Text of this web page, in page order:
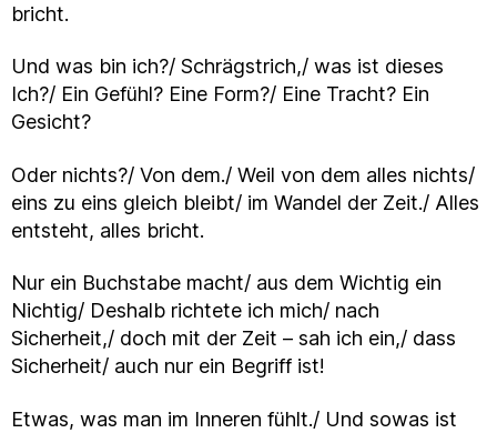
bricht.
Und was bin ich?/ Schrägstrich,/ was ist dieses
Ich?/ Ein Gefühl? Eine Form?/ Eine Tracht? Ein
Gesicht?
Oder nichts?/ Von dem./ Weil von dem alles nichts/
eins zu eins gleich bleibt/ im Wandel der Zeit./ Alles
entsteht, alles bricht.
Nur ein Buchstabe macht/ aus dem Wichtig ein
Nichtig/ Deshalb richtete ich mich/ nach
Sicherheit,/ doch mit der Zeit – sah ich ein,/ dass
Sicherheit/ auch nur ein Begriff ist!
Etwas, was man im Inneren fühlt./ Und sowas ist